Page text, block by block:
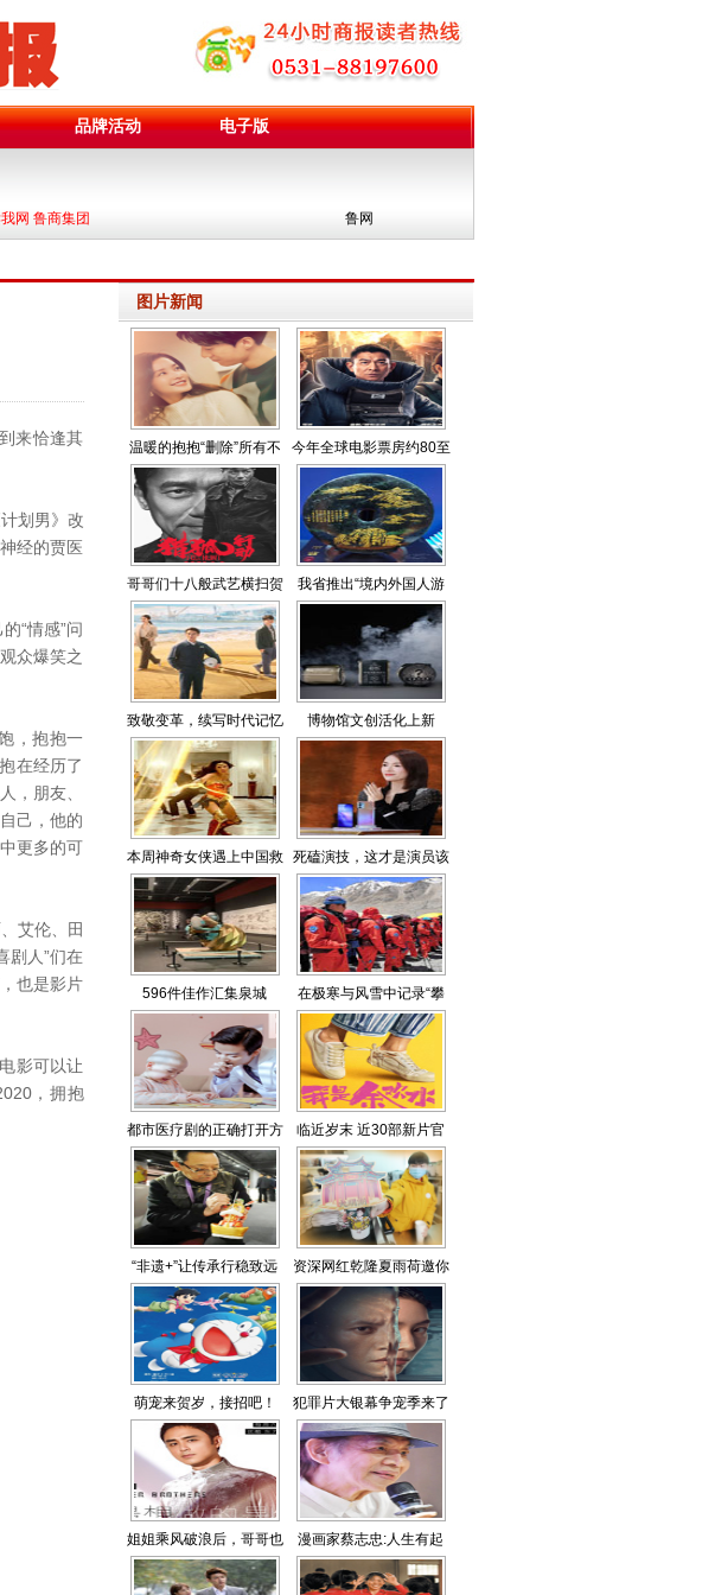
品牌活动 电子版
网 鲁商集团 鲁网
来恰逢其
划男》改
经的贾医
“情感”问
众爆笑之
，抱抱一
在经历了
，朋友、
己，他的
更多的可
艾伦、田
剧人”们在
也是影片
影可以让
，拥抱
图片新闻
温暖的抱抱“删除”所有不
开心
今年全球电影票房约80至
100亿美元
哥哥们十八般武艺横扫贺
岁档
我省推出“境内外国人游
山东”特色线路
致敬变革，续写时代记忆 博物馆文创活化上新
本周神奇女侠遇上中国救
捞人
死磕演技，这才是演员该
有的样子
596件佳作汇集泉城 在极寒与风雪中记录“攀
登者”
都市医疗剧的正确打开方
式
临近岁末 近30部新片官
宣
“非遗+”让传承行稳致远 资深网红乾隆夏雨荷邀你
文创游
萌宠来贺岁，接招吧！ 犯罪片大银幕争宠季来了
姐姐乘风破浪后，哥哥也
来追光了
漫画家蔡志忠:人生有起
落，要坚定信念